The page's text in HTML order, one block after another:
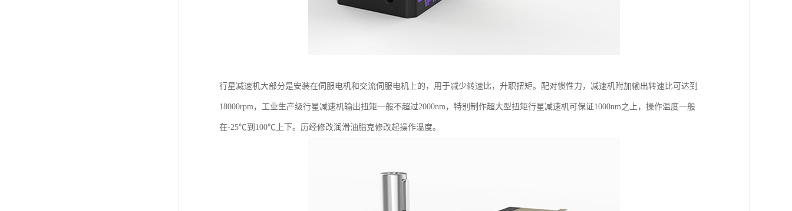
行星减速机大部分是安装在伺服电机和交流伺服电机上的，用于减少转速比，升职扭矩。配对惯性力，减速机附加输出转速比可达到
18000rpm，工业生产级行星减速机输出扭矩一般不超过2000nm，特别制作超大型扭矩行星减速机可保证1000nm之上，操作温度一般
在-25℃到100℃上下。历经修改润滑油脂克修改起操作温度。